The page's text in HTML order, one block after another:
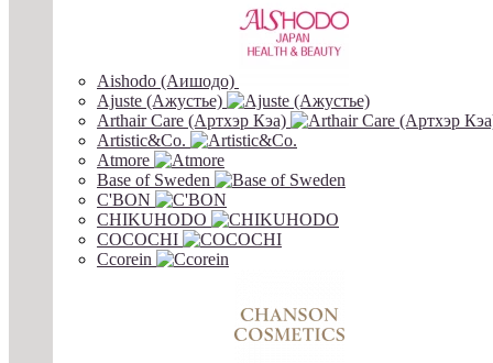
Aishodo (Аишодо)
Ajuste (Ажустье)
Arthair Care (Артхэр Кэа)
Artistic&Co.
Atmore
Base of Sweden
C'BON
CHIKUHODO
COCOCHI
Ccorein